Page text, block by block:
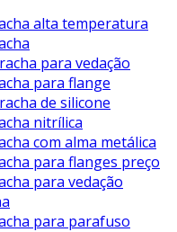
alta temperatura
para vedação
para flange
de silicone
nitrílica
com alma metálica
para flanges preço
para vedação
para parafuso